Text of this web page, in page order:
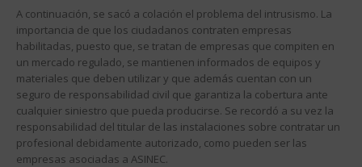
A continuación, se sacó a colación el problema del intrusismo. La
importancia de que los ciudadanos contraten empresas
habilitadas, puesto que, se tratan de empresas que compiten en
un mercado regulado, se mantienen informados de equipos y
materiales que deben utilizar y que además cuentan con un
seguro de responsabilidad civil que garantiza la cobertura ante
cualquier siniestro que pueda producirse. Se recordó a su vez la
responsabilidad del titular de las instalaciones sobre contratar un
profesional debidamente autorizado, como pueden ser las
empresas asociadas a ASINEC.